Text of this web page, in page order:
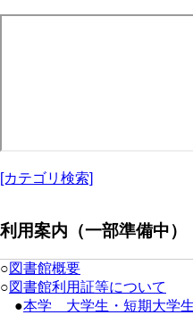
[カテゴリ検索]
利用案内（一部準備中）
○図書館概要
○図書館利用証等について
●本学 大学生・短期大学